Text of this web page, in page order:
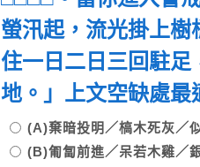
螢汛起，流光掛上
住一日二日三回駐
地。」上文空缺處
(A)棄暗投明／槁木死灰／
(B)匍匐前進／呆若木雞／